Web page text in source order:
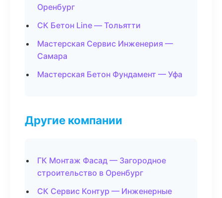
Оренбург
СК Бетон Line — Тольятти
Мастерская Сервис Инженерия —
Самара
Мастерская Бетон Фундамент — Уфа
Другие компании
ГК Монтаж Фасад — Загородное
строительство в Оренбург
СК Сервис Контур — Инженерные